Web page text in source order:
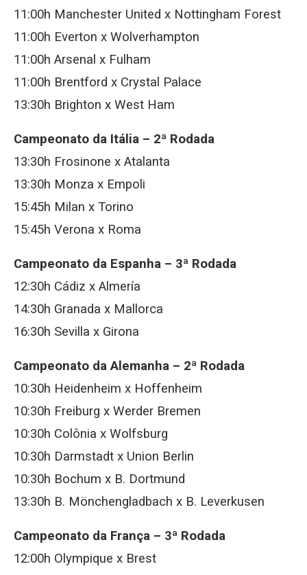
11:00h Manchester United x Nottingham Forest
11:00h Everton x Wolverhampton
11:00h Arsenal x Fulham
11:00h Brentford x Crystal Palace
13:30h Brighton x West Ham
Campeonato da Itália – 2ª Rodada
13:30h Frosinone x Atalanta
13:30h Monza x Empoli
15:45h Milan x Torino
15:45h Verona x Roma
Campeonato da Espanha – 3ª Rodada
12:30h Cádiz x Almería
14:30h Granada x Mallorca
16:30h Sevilla x Girona
Campeonato da Alemanha – 2ª Rodada
10:30h Heidenheim x Hoffenheim
10:30h Freiburg x Werder Bremen
10:30h Colônia x Wolfsburg
10:30h Darmstadt x Union Berlin
10:30h Bochum x B. Dortmund
13:30h B. Mönchengladbach x B. Leverkusen
Campeonato da França – 3ª Rodada
12:00h Olympique x Brest